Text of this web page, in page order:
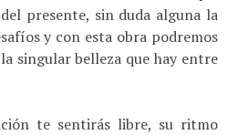
presente, sin duda alguna la
y con esta obra podremos
singular belleza que hay entre
te sentirás libre, su ritmo